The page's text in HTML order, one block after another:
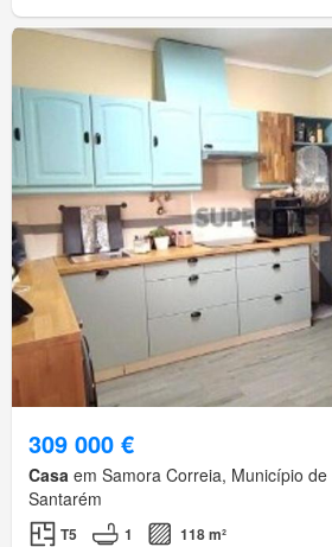
309 000 €
Casa em Samora Correia, Município
Santarém
T5 1 118 m²